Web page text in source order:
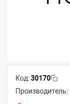
Код:30170
Производитель: